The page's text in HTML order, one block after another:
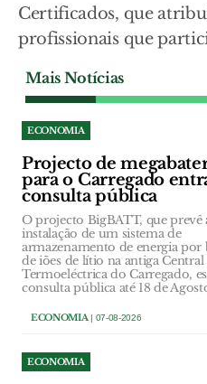
Certificados, que
profissionais que
Mais Notícias
ECONOMIA
Projecto de
para o Carregado
consulta pública
O projecto BigBATT, que prevê
instalação de um sistema de
armazenamento de energia por
de iões de lítio na antiga Central
Termoeléctrica do Carregado,
consulta pública até 18 de
ECONOMIA| 07-08-2026
ECONOMIA